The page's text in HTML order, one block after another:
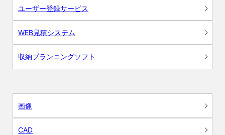
ユーザー登録サービス
WEB見積システム
収納プランニングソフト
画像
CAD